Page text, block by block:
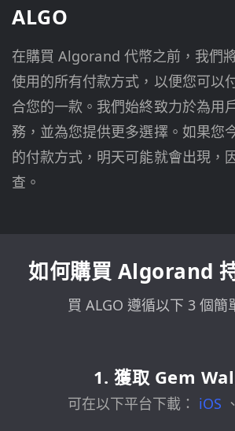
ALGO
在購買 Algorand 代幣之前，我們
使用的所有付款方式，以便您可以
合您的一款。我們始終致力於為用
務，並為您提供更多選擇。如果您
的付款方式，明天可能就會出現，
查。
如何購買 Algorand
買 ALGO 遵循以下 3 個簡
1. 獲取 Gem
可在以下平台下載： iOS 、